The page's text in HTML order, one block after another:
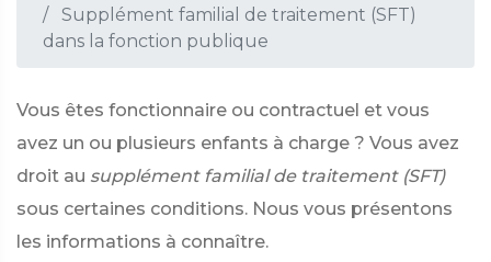
Supplément familial de traitement (SFT)
dans la fonction publique
Vous êtes fonctionnaire ou contractuel et vous
avez un ou plusieurs enfants à charge ? Vous avez
droit au supplément familial de traitement (SFT)
sous certaines conditions. Nous vous présentons
les informations à connaître.